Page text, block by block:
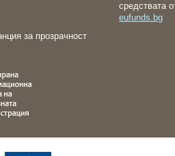
за прозрачност
средствата
eufunds.bg